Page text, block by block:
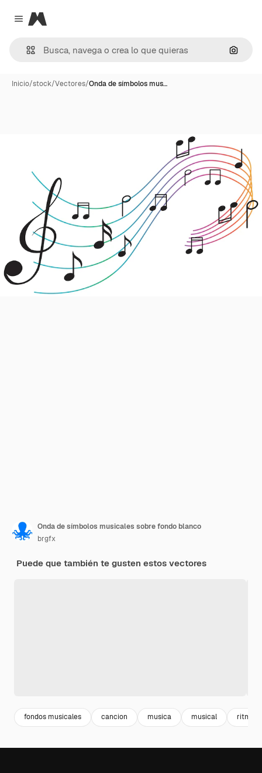
Close menu
Magnific
Inicio/stock/Vectores/Onda de símbolos mus…
Onda de símbolos musicales sobre fondo blanco
brgfx
Puede que también te gusten estos vectores
fondos musicales cancion musica musical ritmo